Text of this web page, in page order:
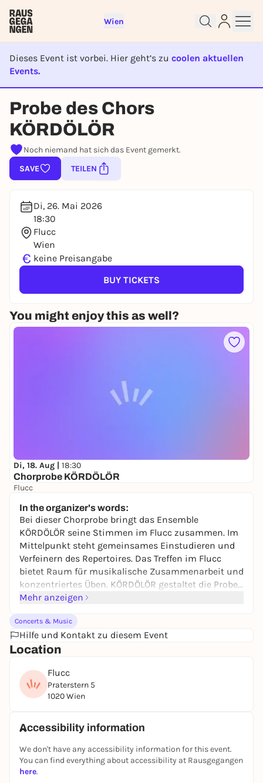
Wien
Dieses Event ist vorbei. Hier geht’s zu coolen aktuellen
Events.
EVENT IST BEENDET
Probe des Chors
KÖRDÖLÖR
Noch niemand hat sich das Event gemerkt.
SAVE
TEILEN
Di, 26. Mai 2026
18:30
Flucc
Wien
€ keine Preisangabe
BUY TICKETS
You might enjoy this as well?
Di, 18. Aug | 18:30
Chorprobe KÖRDÖLÖR
Flucc
In the organizer's words:
Bei dieser Chorprobe bringt das Ensemble
KÖRDÖLÖR seine Stimmen im Flucc zusammen. Im
Mittelpunkt steht gemeinsames Einstudieren und
Verfeinern des Repertoires. Das Treffen im Flucc
bietet Raum für musikalische Zusammenarbeit und
konzentriertes Üben. KÖRDÖLÖR gestaltet die Probe
als lebendigen Workshop, in dem die Teilnehmenden
können.
Mehr anzeigen
Concerts & Music
Hilfe und Kontakt zu diesem Event
Location
Flucc
Praterstern 5
1020 Wien
Accessibility information
We don't have any accessibility information for this event.
You can find everything about accessibility at Rausgegangen
here.
Sign up for free and get started
right away
To like events, follow pages, or participate in
REGISTER FOR FREE NOW
You already have an account?